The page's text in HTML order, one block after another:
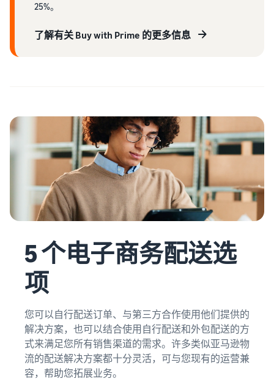
25%。
了解有关 Buy with Prime 的更多信息
5 个电子商务配送选
项
您可以自行配送订单、与第三方合作使用他们提供的
解决方案，也可以结合使用自行配送和外包配送的方
式来满足您所有销售渠道的需求。许多类似亚马逊物
流的配送解决方案都十分灵活，可与您现有的运营兼
容，帮助您拓展业务。